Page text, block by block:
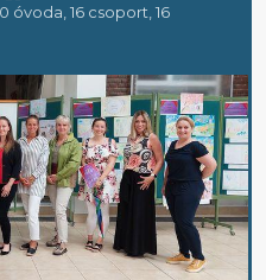
óvoda, 16 csoport, 16